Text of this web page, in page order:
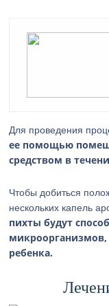
Для проведения
ее помощью
средством в
Чтобы добиться
нескольких капель
пихты будут
ребенка.